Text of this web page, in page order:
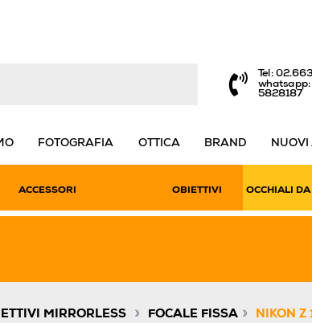
Tel:
whatsapp:
5828187
FOTOGRAFIA OTTICA BRAND NUOVI
ACCESSORI OBIETTIVI OCCHIALI DA
MIRRORLESS » FOCALE FISSA » NIKON Z